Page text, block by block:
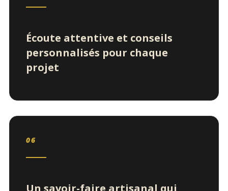
Écoute attentive et conseils
personnalisés pour chaque
projet
06